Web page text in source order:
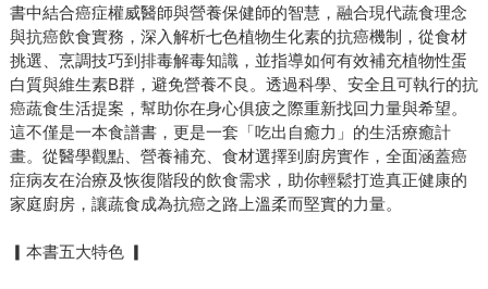
書中結合癌症權威醫師與營養保健師的智慧，融合現代蔬食理念
與抗癌飲食實務，深入解析七色植物生化素的抗癌機制，從食材
挑選、烹調技巧到排毒解毒知識，並指導如何有效補充植物性蛋
白質與維生素B群，避免營養不良。透過科學、安全且可執行的抗
癌蔬食生活提案，幫助你在身心俱疲之際重新找回力量與希望。
這不僅是一本食譜書，更是一套「吃出自癒力」的生活療癒計
畫。從醫學觀點、營養補充、食材選擇到廚房實作，全面涵蓋癌
症病友在治療及恢復階段的飲食需求，助你輕鬆打造真正健康的
家庭廚房，讓蔬食成為抗癌之路上溫柔而堅實的力量。
▎本書五大特色 ▎